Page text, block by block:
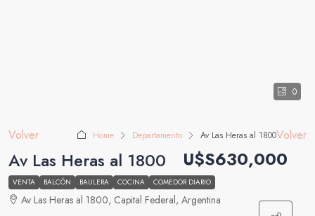
0
Volver Home Departamento Av Las Heras al 1800Volver
Av Las Heras al 1800 U$S630,000
VENTA BALCÓN BAULERA COCINA COMEDOR DIARIO
Av Las Heras al 1800, Capital Federal, Argentina